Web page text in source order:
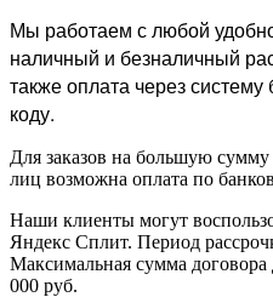
Мы работаем с любой
наличный и безналичный
также оплата через
коду.
Для заказов на большую
лиц возможна оплата по
Наши клиенты могут
Яндекс Сплит. Период
Максимальная сумма
000 руб.